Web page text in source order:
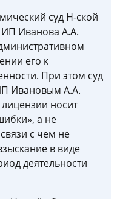
суд Н-ской
Иванова А.А.
его к
При этом суд
Ивановым А.А.
носит
а не
с чем не
в виде
деятельности